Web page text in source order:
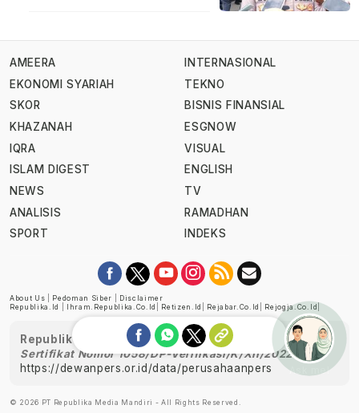
AMEERA
EKONOMI SYARIAH
SKOR
KHAZANAH
IQRA
ISLAM DIGEST
NEWS
ANALISIS
SPORT
INTERNASIONAL
TEKNO
BISNIS FINANSIAL
ESGNOW
VISUAL
ENGLISH
TV
RAMADHAN
INDEKS
About Us Pedoman Siber
Disclaimer
Republika.id
Ihram.republika.co.id Retizen.id Rejabar.co.id Rejogja.co.id
Republika telah diverifikasi oleh Dewan Pers
Sertifikat Nomor 1058/DP-Verifikasi/K/XII/2022
https://dewanpers.or.id/data/perusahaanpers
© 2026 PT Republika Media Mandiri - All Rights Reserved.
Ask me!